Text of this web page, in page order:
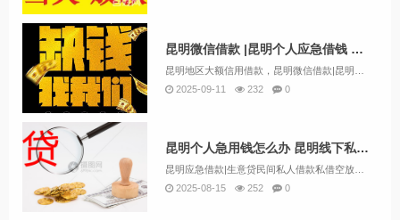
昆明微信借款 |昆明个人应急借钱 24小时快速借款当天拿钱
2025-09-11
232 0
昆明个人急用钱怎么办 昆明线下私人借款找到了 当天拿钱
2025-08-15
252 0